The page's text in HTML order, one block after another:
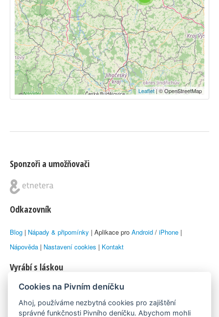
Leaflet| © OpenStreetMap
Sponzoři a umožňovači
Odkazovník
Blog | Nápady & připomínky | Aplikace pro Android / iPhone |
Nápověda | Nastavení cookies | Kontakt
Vyrábí s láskou
© 2010–2026 byLukáš Zemanaka Emka
Máme rádi
Cookies na Pivním deníčku
Ahoj, používáme nezbytná cookies pro zajištění
správné funkčnosti Pivního deníčku. Abychom mohli